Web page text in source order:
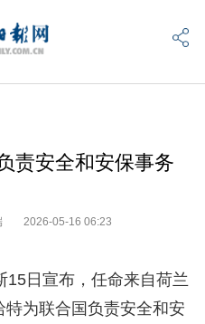
责安全和安保事务
2026-05-16 06:23
15日宣布，任命来自荷兰
特为联合国负责安全和安